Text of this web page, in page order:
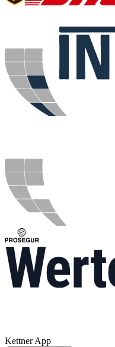
Kettner App